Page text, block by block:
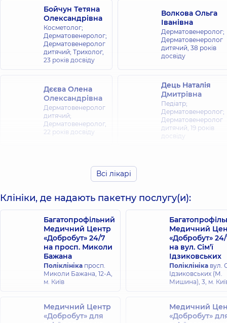
Бойчун Тетяна
Олександрівна
Косметолог;
Дерматовенеролог;
Дерматовенеролог
дитячий; Трихолог,
23 років досвіду
Волкова Ольга
Іванівна
Дерматовенеролог;
Дерматовенеролог
дитячий, 38 років
досвіду
Дєєва Олена
Олександрівна
Дерматовенеролог
дитячий;
Дерматовенеролог,
22 років досвіду
Дець Наталія
Дмитрівна
Педіатр;
Дерматовенеролог;
Дерматовенеролог
дитячий, 19 років
досвіду
Дерматовенеролог
дитячий;
Дерматовенеролог,
16 років досвіду
Дерматовенеролог
дитячий;
Косметолог;
Трихолог,18 років
досвіду
Кукушкіна
Марія
Онкодерматологія,
27 років досвіду
Селіванова
Тетяна
Анатоліївна
дитячий;
Онкодерматологія,
Всі лікарі
Клініки, де надають пакетну послугу(и):
Багатопрофільний
Медичний Центр
«Добробут» 24/7
на просп. Миколи
Бажана
Поліклініка просп.
Миколи Бажана, 12-А,
м. Київ
Медичний
«Добробут»
на вул. Сім’ї
Ідзиковських
Поліклініка вул.
Ідзиковських (М.
Мишина), 3, м.
Медичний Центр
«Добробут» для
Медичний
«Добробут»